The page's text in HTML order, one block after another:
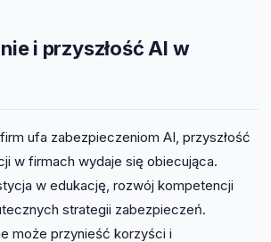
i przyszłość AI w
ufa zabezpieczeniom AI, przyszłość
w firmach wydaje się obiecująca.
w edukację, rozwój kompetencji
strategii zabezpieczeń.
może przynieść korzyści i